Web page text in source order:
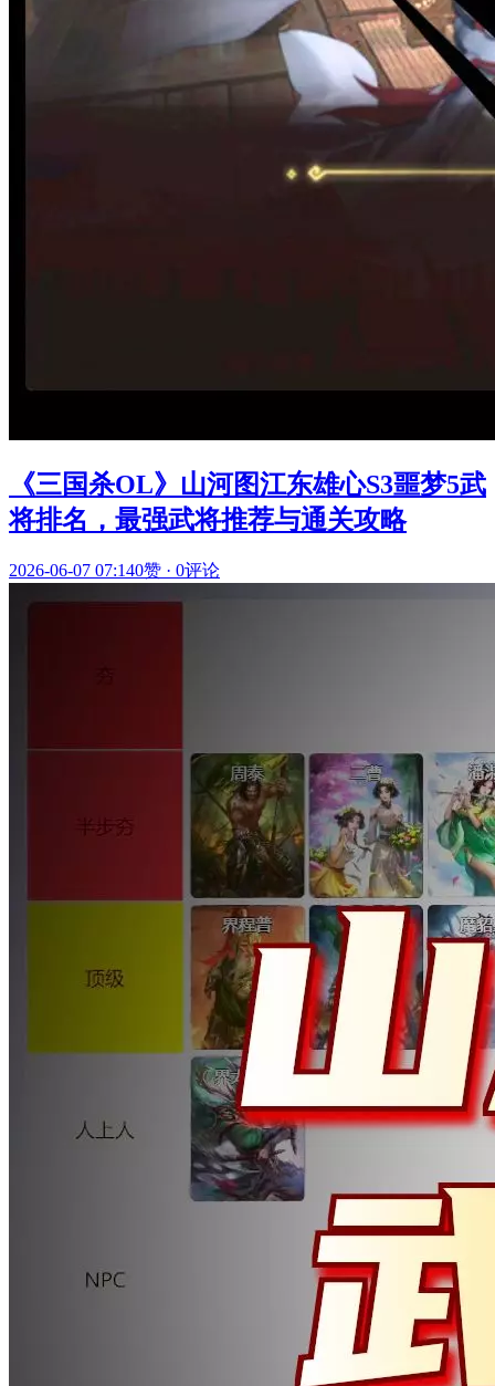
《三国杀OL》山河图江东雄心S3噩梦5武
将排名，最强武将推荐与通关攻略
2026-06-07 07:140赞 · 0评论